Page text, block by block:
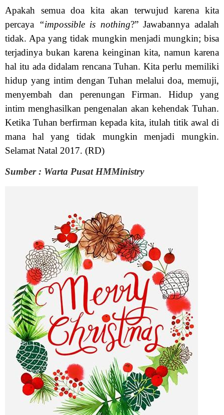
Apakah semua doa kita akan terwujud karena kita
percaya “impossible is nothing?” Jawabannya adalah
tidak. Apa yang tidak mungkin menjadi mungkin; bisa
terjadinya bukan karena keinginan kita, namun karena
hal itu ada didalam rencana Tuhan. Kita perlu memiliki
hidup yang intim dengan Tuhan melalui doa, memuji,
menyembah dan perenungan Firman. Hidup yang
intim menghasilkan pengenalan akan kehendak Tuhan.
Ketika Tuhan berfirman kepada kita, itulah titik awal di
mana hal yang tidak mungkin menjadi mungkin.
Selamat Natal 2017. (RD)
Sumber : Warta Pusat HMMinistry